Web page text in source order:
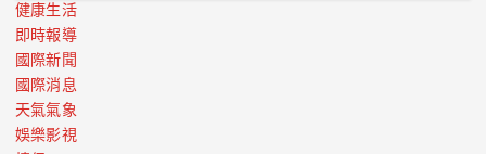
健康生活
即時報導
國際新聞
國際消息
天氣氣象
娛樂影視